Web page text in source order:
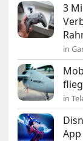
3
in
in
App